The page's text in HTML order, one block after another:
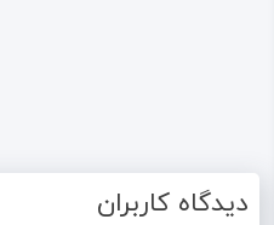
دیدگاه کاربران